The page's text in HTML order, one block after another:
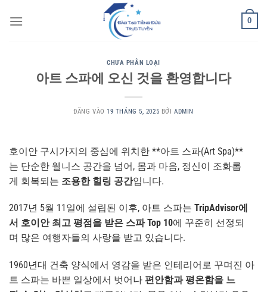
qua
0
CHƯA PHÂN LOẠI
아트 스파에 오신 것을 환영합니다
ĐĂNG VÀO19 THÁNG 5, 2025 BỞI ADMIN
호이안 구시가지의 중심에 위치한 **아트 스파(Art Spa)**
는 단순한 웰니스 공간을 넘어, 몸과 마음, 정신이 조화롭
게 회복되는 조용한 힐링 공간입니다.
2017년 5월 11일에 설립된 이후, 아트 스파는 TripAdvisor에
서 호이안 최고 평점을 받은 스파 Top 10에 꾸준히 선정되
며 많은 여행자들의 사랑을 받고 있습니다.
1960년대 건축 양식에서 영감을 받은 인테리어로 꾸며진 아
트 스파는 바쁜 일상에서 벗어나 편안함과 평온함을 느